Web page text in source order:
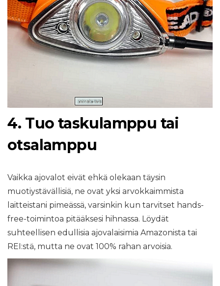
4. Tuo taskulamppu tai
otsalamppu
Vaikka ajovalot eivät ehkä olekaan täysin
muotiystävällisiä, ne ovat yksi arvokkaimmista
laitteistani pimeässä, varsinkin kun tarvitset hands-
free-toimintoa pitääksesi hihnassa. Löydät
suhteellisen edullisia ajovalaisimia Amazonista tai
REI:stä, mutta ne ovat 100% rahan arvoisia.